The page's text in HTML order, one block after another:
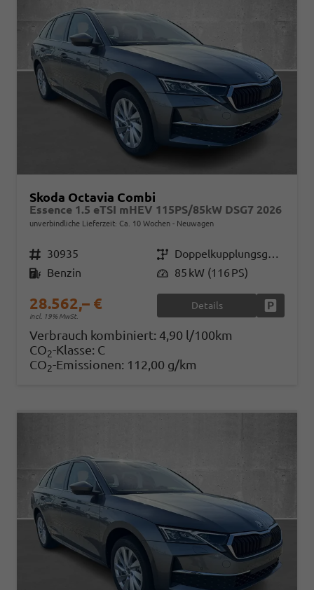
Skoda Octavia Combi
Essence 1.5 eTSI mHEV 115PS/85kW DSG7 2026
unverbindliche Lieferzeit: Ca. 10 Wochen Neuwagen
Fahrzeugnr. 30935 Getriebe
Doppelkupplungsgetriebe (DSG)
Kraftstoff Benzin Leistung 85 kW (116 PS)
28.562,– €
incl. 19% MwSt.
Details
Verbrauch kombiniert: 4,90 l/100km
CO2-Klasse: C
CO2-Emissionen: 112,00 g/km